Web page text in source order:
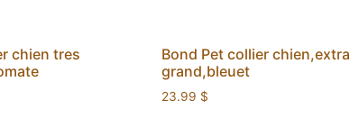
chien tres
Bond Pet collier chien,extra
grand,bleuet
23.99 $